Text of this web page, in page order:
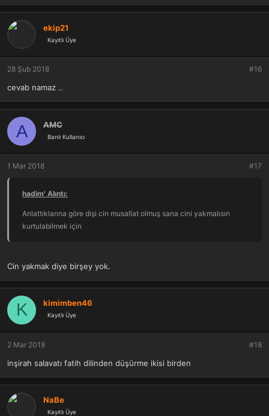
ekip21
Kayıtlı Üye
28 Şub 2018 #16
cevab namaz ..
A AMC
Banlı Kullanıcı
1 Mar 2018 #17
hadim' Alıntı:
Anlattıklarına göre dişi cin musallat olmuş sana cini yakmalısın
kurtulabilmek için
Cin yakmak diye birşey yok.
K kimimben46
Kayıtlı Üye
2 Mar 2018 #18
inşirah salavatı fatih dilinden düşürme ikisi birden
NaBe
Kayıtlı Üye